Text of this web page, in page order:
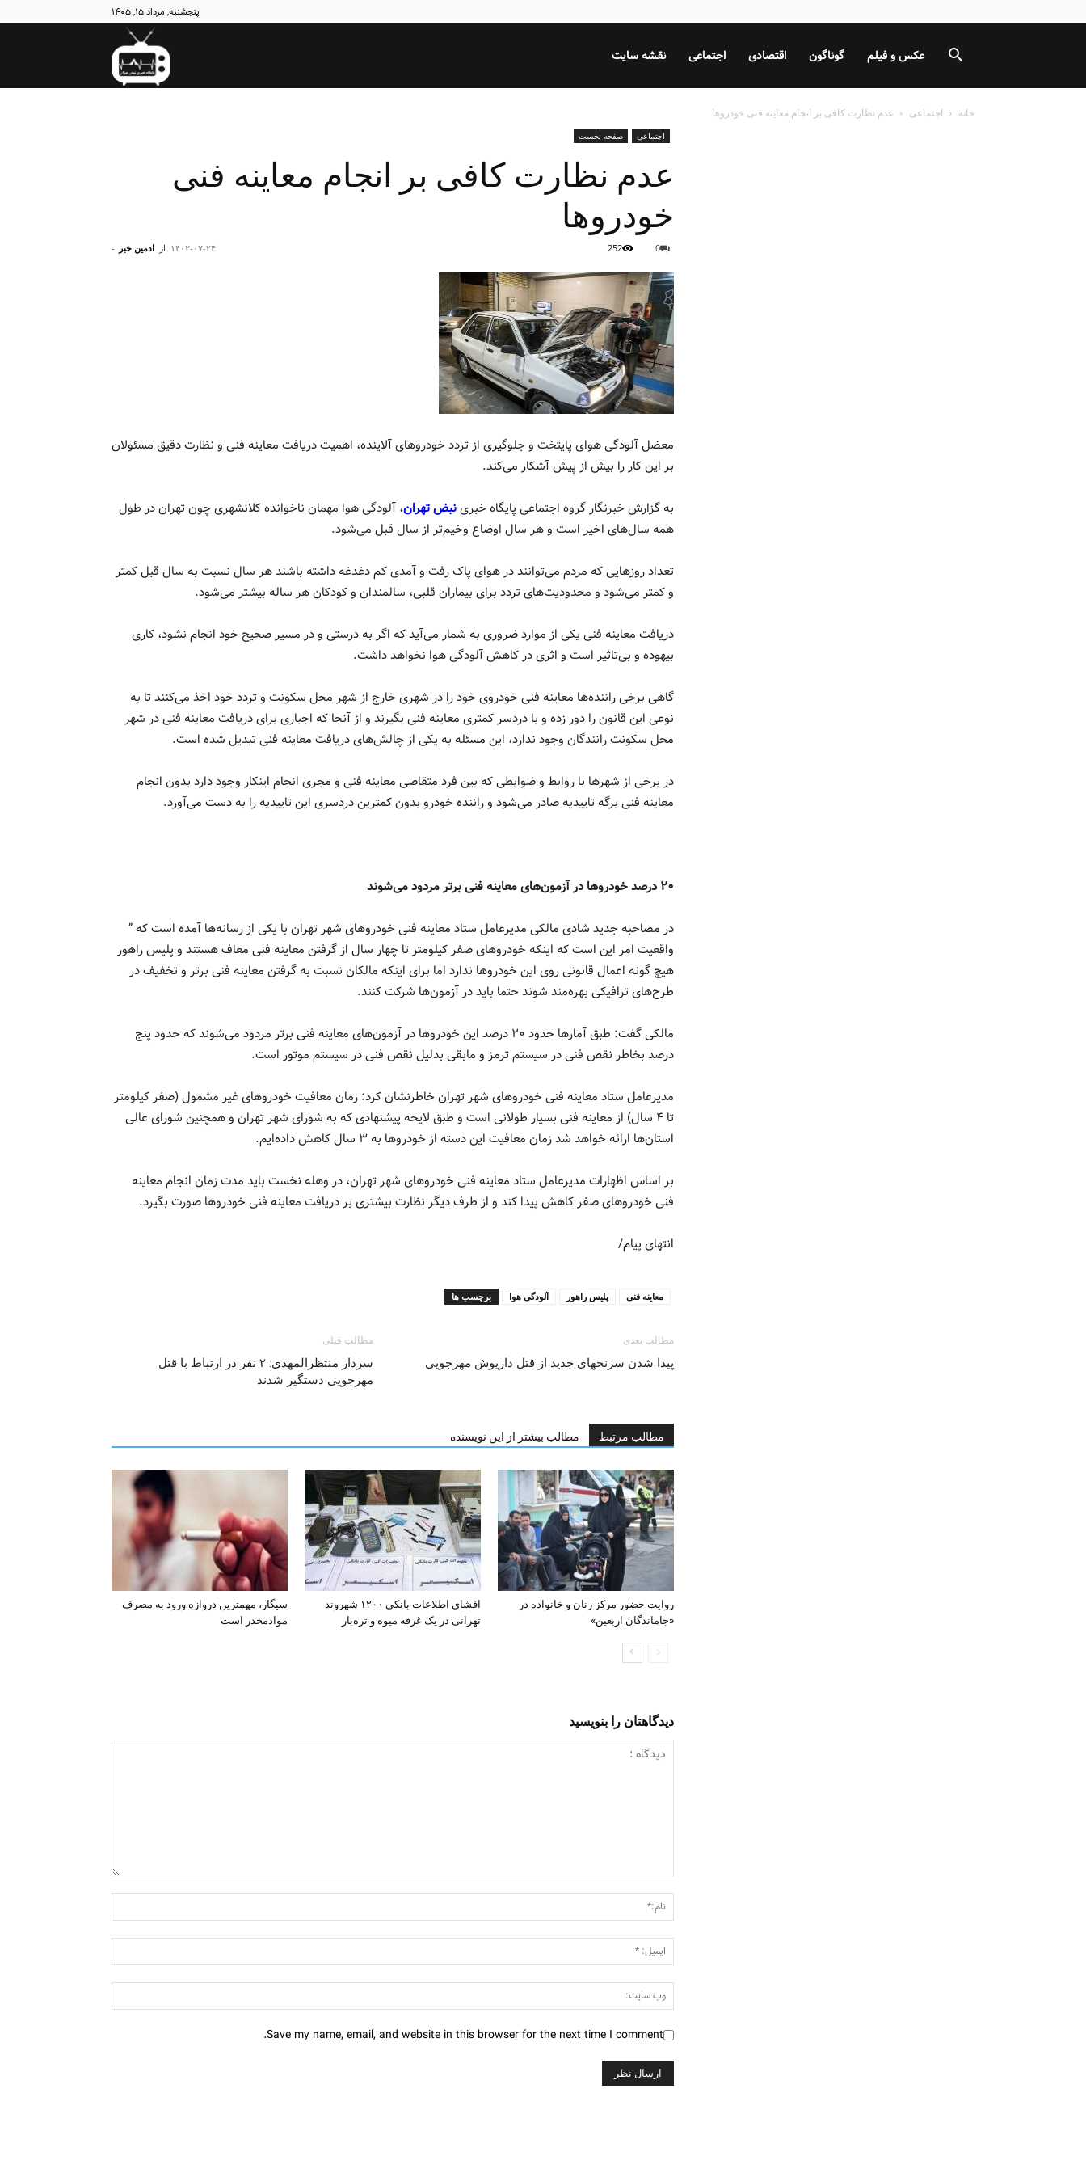
پنجشنبه, مرداد ۱۵, ۱۴۰۵
نبض نقشه سایت اجتماعی اقتصادی گوناگون عکس و فیلم
خانه اجتماعی عدم نظارت کافی بر انجام معاینه فنی‌ خودروها
اجتماعی صفحه نخست
عدم نظارت کافی بر انجام معاینه فنی‌
خودروها
از ادمین خبر - ۱۴۰۲-۰۷-۲۴ 0
252
معضل آلودگی هوای پایتخت و جلوگیری از تردد خودروهای آلاینده، اهمیت دریافت معاینه فنی و نظارت دقیق مسئولان
بر این کار را بیش از پیش آشکار می‌کند.
به گزارش خبرنگار گروه اجتماعی پایگاه خبرینبض تهران، آلودگی هوا مهمان ناخوانده کلانشهری چون تهران در طول
همه سال‌های اخیر است و هر سال اوضاع وخیم‌تر از سال قبل می‌شود.
تعداد روزهایی که مردم می‌توانند در هوای پاک رفت و آمدی کم دغدغه داشته باشند هر سال نسبت به سال قبل کمتر
و کمتر می‌شود و محدودیت‌های تردد برای بیماران قلبی، سالمندان و کودکان هر ساله بیشتر می‌شود.
دریافت معاینه فنی یکی از موارد ضروری به شمار می‌آید که اگر به درستی و در مسیر صحیح خود انجام نشود، کاری
بیهوده و بی‌تاثیر است و اثری در کاهش آلودگی هوا نخواهد داشت.
گاهی برخی راننده‌ها معاینه فنی خودروی خود را در شهری خارج از شهر محل سکونت و تردد خود اخذ می‌کنند تا به
نوعی این قانون را دور زده و با دردسر کمتری معاینه فنی بگیرند و از آنجا که اجباری برای دریافت معاینه فنی در شهر
محل سکونت رانندگان وجود ندارد، این مسئله به یکی از چالش‌های دریافت معاینه فنی تبدیل شده است.
در برخی از شهرها با روابط و ضوابطی که بین فرد متقاضی معاینه فنی و مجری انجام اینکار وجود دارد بدون انجام
معاینه فنی برگه تاییدیه صادر می‌شود و راننده خودرو بدون کمترین دردسری این تاییدیه را به دست می‌آورد.
۲۰ درصد خودروها در آزمون‌های معاینه فنی برتر مردود می‌شوند
در مصاحبه جدید شادی مالکی مدیرعامل ستاد معاینه فنی خودروهای شهر تهران با یکی از رسانه‌ها آمده است که ”
واقعیت امر این است که اینکه خودروهای صفر کیلومتر تا چهار سال از گرفتن معاینه فنی معاف هستند و پلیس راهور
هیچ گونه اعمال قانونی روی این خودروها ندارد اما برای اینکه مالکان نسبت به گرفتن معاینه فنی برتر و تخفیف در
طرح‌های ترافیکی بهره‌مند شوند حتما باید در آزمون‌ها شرکت کنند.
مالکی گفت: طبق آمارها حدود ۲۰ درصد این خودروها در آزمون‌های معاینه فنی برتر مردود می‌شوند که حدود پنج
درصد بخاطر نقص فنی در سیستم ترمز و مابقی بدلیل نقص فنی در سیستم موتور است.
مدیرعامل ستاد معاینه فنی خودروهای شهر تهران خاطرنشان کرد: زمان معافیت خودروهای غیر مشمول (صفر کیلومتر
تا ۴ سال) از معاینه فنی بسیار طولانی است و طبق لایحه پیشنهادی که به شورای شهر تهران و همچنین شورای عالی
استان‌ها ارائه خواهد شد زمان معافیت این دسته از خودروها به ۳ سال کاهش داده‌ایم.
بر اساس اظهارات مدیرعامل ستاد معاینه فنی خودروهای شهر تهران، در وهله نخست باید مدت زمان انجام معاینه
فنی خودروهای صفر کاهش پیدا کند و از طرف دیگر نظارت بیشتری بر دریافت معاینه فنی خودروها صورت بگيرد.
انتهای پیام/
برچسب ها آلودگی هوا پلیس راهور معاینه فنی
مطالب قبلی
سردار منتظرالمهدی: ۲ نفر در ارتباط با قتل
مهرجویی دستگیر شدند
مطالب بعدی
پیدا شدن سرنخهای جدید از قتل داریوش مهرجویی
مطالب مرتبط مطالب بیشتر از این نویسنده
سیگار، مهمترین دروازه ورود به مصرف
موادمخدر است
افشای اطلاعات بانکی ۱۲۰۰ شهروند
تهرانی در یک غرفه میوه و تره‌بار
روایت حضور مرکز زنان و خانواده در
«جاماندگان اربعین»
دیدگاهتان را بنویسید
Save my name, email, and website in this browser for the next time I comment.